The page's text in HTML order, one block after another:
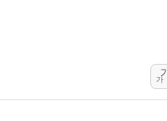
이란, 오만과 호
[민주 당권주자 일
가